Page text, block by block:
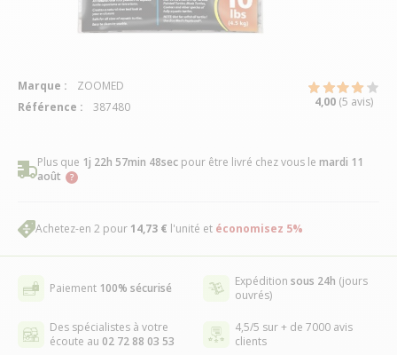
Plus que 1j 22h 57min 47sec pour être livré chez vous le mardi 11
août
Achetez-en 2 pour 14,73 € l'unité et économisez 5%
Paiement 100% sécurisé Expédition sous 24h (jours
ouvrés)
Des spécialistes à votre
écoute au 02 72 88 03 53
4,5/5 sur + de 7000 avis
clients
Marque :
ZOOMED
Référence :
387480 4,00 (5 avis)